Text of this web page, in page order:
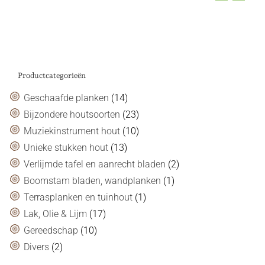
Productcategorieën
Geschaafde planken (14)
Bijzondere houtsoorten (23)
Muziekinstrument hout (10)
Unieke stukken hout (13)
Verlijmde tafel en aanrecht bladen (2)
Boomstam bladen, wandplanken (1)
Terrasplanken en tuinhout (1)
Lak, Olie & Lijm (17)
Gereedschap (10)
Divers (2)